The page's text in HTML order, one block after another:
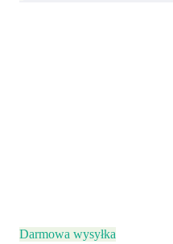
Darmowa wysyłka